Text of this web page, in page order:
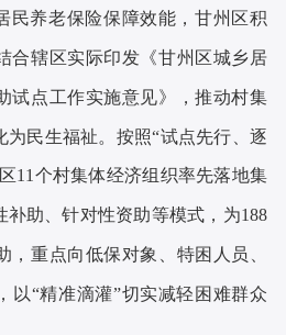
民养老保险保障效能，甘州区积
合辖区实际印发《甘州区城乡居
试点工作实施意见》，推动村集
为民生福祉。按照“试点先行、逐
11个村集体经济组织率先落地集
助、针对性资助等模式，为188
，重点向低保对象、特困人员、
以“精准滴灌”切实减轻困难群众